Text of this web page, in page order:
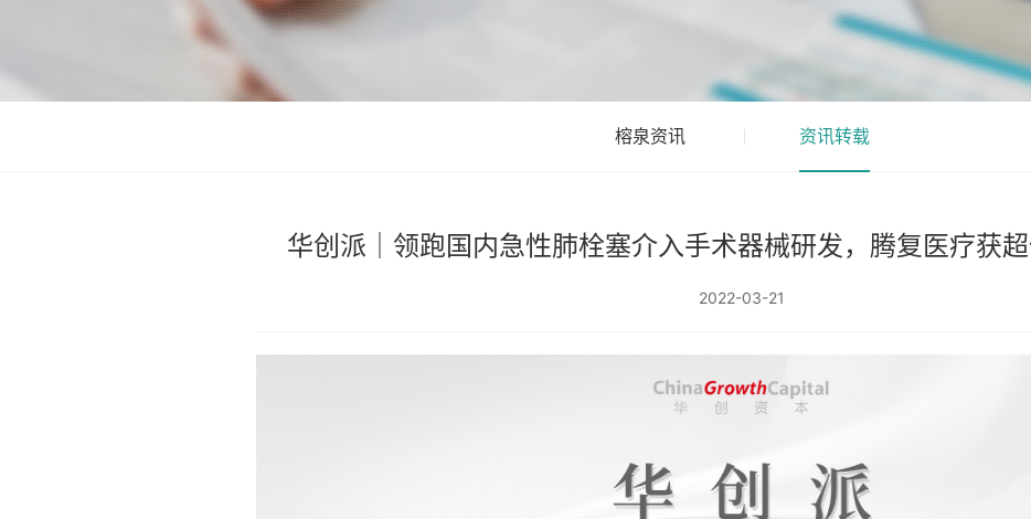
榕泉资讯 资讯转载
华创派｜领跑国内急性肺栓塞介入手术器械研发，腾复医疗获
2022-03-21